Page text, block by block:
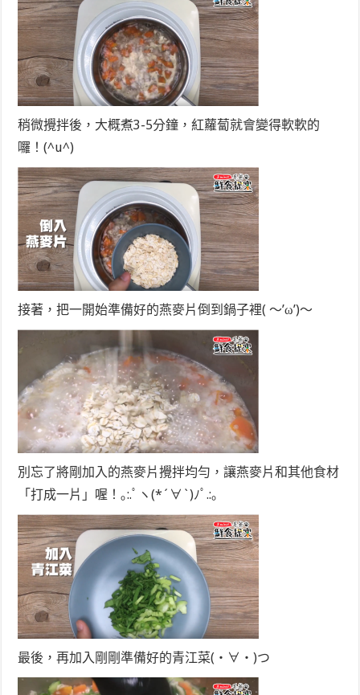
稍微攪拌後，大概煮3-5分鐘，紅蘿蔔就會變得軟軟的
囉！(^u^)
接著，把一開始準備好的燕麥片倒到鍋子裡( ～’ω’)～
別忘了將剛加入的燕麥片攪拌均勻，讓燕麥片和其他食材
「打成一片」喔！｡:.ﾟヽ(*´∀`)ﾉﾟ.:｡
最後，再加入剛剛準備好的青江菜(・∀・)つ